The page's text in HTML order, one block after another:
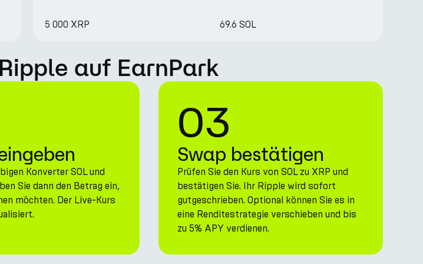
5 000 XRP 69.6 SOL
auf EarnPark
Konverter SOL und
Sie dann den Betrag ein,
möchten. Der Live-Kurs
03
Swap bestätigen
Prüfen Sie den Kurs von SOL zu XRP und
bestätigen Sie. Ihr Ripple wird sofort
gutgeschrieben. Optional können Sie es in
eine Renditestrategie verschieben und bis
zu 5% APY verdienen.